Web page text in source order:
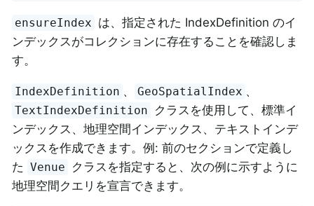
ensureIndex は、指定された IndexDefinition のイ
ンデックスがコレクションに存在することを確認しま
す。
IndexDefinition 、 GeoSpatialIndex 、
TextIndexDefinition
クラスを使用して、標準イ
ンデックス、地理空間インデックス、テキストインデ
ックスを作成できます。例: 前のセクションで定義し
た Venue
クラスを指定すると、次の例に示すように
地理空間クエリを宣言できます。